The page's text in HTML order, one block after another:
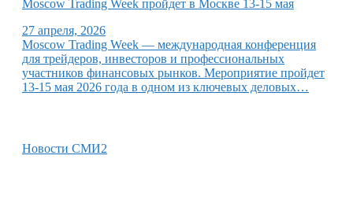
Moscow Trading Week пройдет в Москве 13-15 мая
27 апреля, 2026
Moscow Trading Week — международная конференция
для трейдеров, инвесторов и профессиональных
участников финансовых рынков. Мероприятие пройдет
13-15 мая 2026 года в одном из ключевых деловых…
Новости СМИ2